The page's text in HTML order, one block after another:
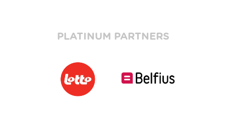
PLATINUM PARTNERS